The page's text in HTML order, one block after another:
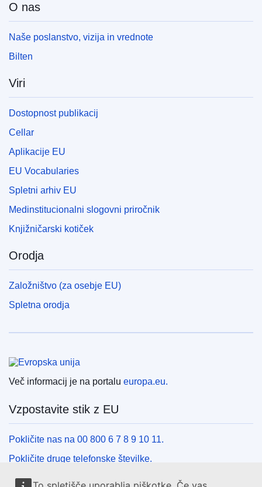
O nas
Naše poslanstvo, vizija in vrednote
Bilten
Viri
Dostopnost publikacij
Cellar
Aplikacije EU
EU Vocabularies
Spletni arhiv EU
Medinstitucionalni slogovni priročnik
Knjižničarski kotiček
Orodja
Založništvo (za osebje EU)
Spletna orodja
Več informacij je na portalu europa.eu.
Vzpostavite stik z EU
Pokličite nas na 00 800 6 7 8 9 10 11.
Pokličite druge telefonske številke.
Pišite nam s kontaktnim obrazcem.